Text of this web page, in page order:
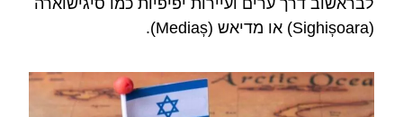
לבראשוב דרך ערים ועיירות יפיפיות כמו סיגישוארה
(Sighișoara) או מדיאש (Mediaș).